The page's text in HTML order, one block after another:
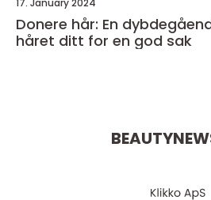
17. January 2024
Donere hår: En
håret ditt for en god sak